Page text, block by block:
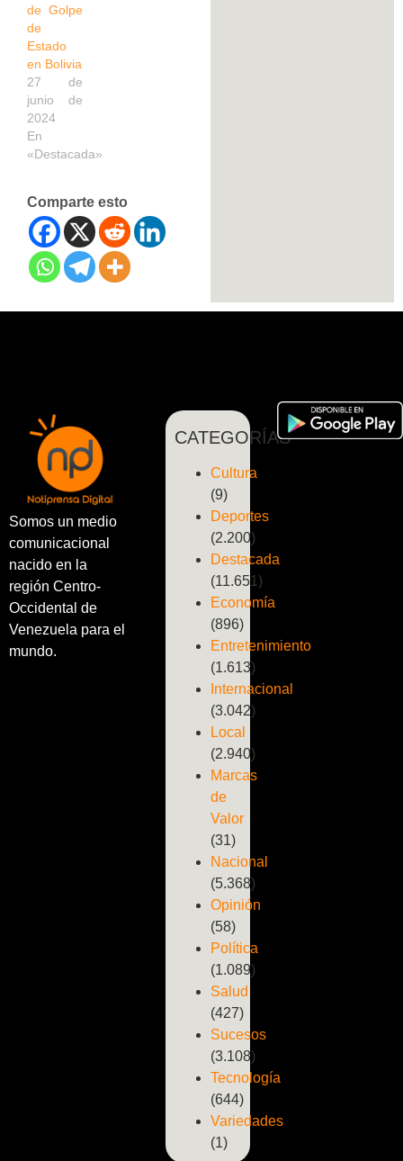
de Golpe
de
Estado
en Bolivia
27 de
junio de
2024
En
«Destacada»
Comparte esto
Somos un medio
comunicacional
nacido en la
región Centro-
Occidental de
Venezuela para el
mundo.
CATEGORÍAS
Cultura
(9)
Deportes
(2.200)
Destacada
(11.651)
Economía
(896)
Entretenimiento
(1.613)
Internacional
(3.042)
Local
(2.940)
Marcas
de
Valor
(31)
Nacional
(5.368)
Opinión
(58)
Política
(1.089)
Salud
(427)
Sucesos
(3.108)
Tecnología
(644)
Variedades
(1)